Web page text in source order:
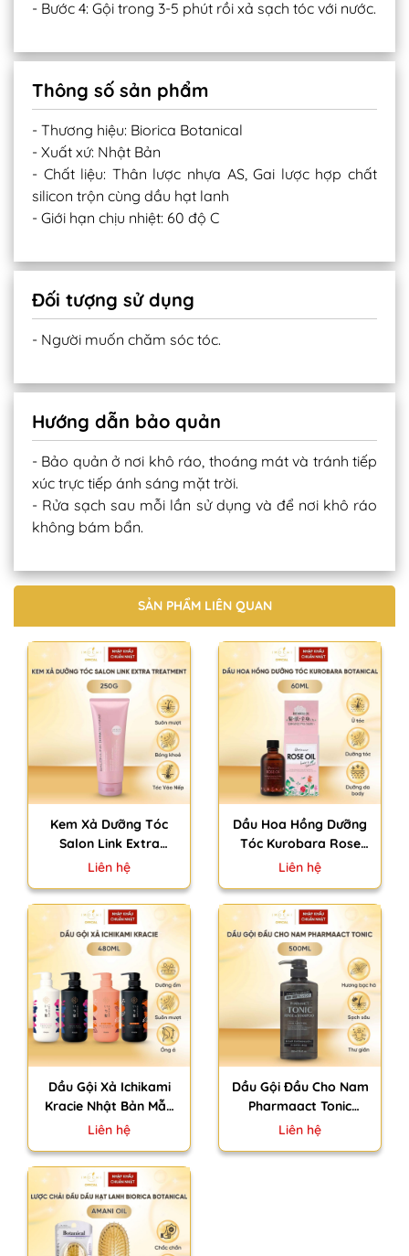
- Bước 4: Gội trong 3-5 phút rồi xả sạch tóc với nước.
Thông số sản phẩm
- Thương hiệu: Biorica Botanical
- Xuất xứ: Nhật Bản
- Chất liệu: Thân lược nhựa AS, Gai lược hợp chất
silicon trộn cùng dầu hạt lanh
- Giới hạn chịu nhiệt: 60 độ C
Đối tượng sử dụng
- Người muốn chăm sóc tóc.
Hướng dẫn bảo quản
- Bảo quản ở nơi khô ráo, thoáng mát và tránh tiếp
xúc trực tiếp ánh sáng mặt trời.
- Rửa sạch sau mỗi lần sử dụng và để nơi khô ráo
không bám bẩn.
SẢN PHẨM LIÊN QUAN
Kem Xả Dưỡng Tóc
Salon Link Extra
Treatment Nhật Bản
Chắc Khoẻ Tại Nhà
250g
Liên hệ
Dầu Hoa Hồng Dưỡng
Tóc Kurobara Rose
Oil Botanical Nhật Bản
Móng Tay 60ml
Liên hệ
Dầu Gội Xả Ichikami
Kracie Nhật Bản Mẫu
Mới Dưỡng Ẩm Cho
480ml
Liên hệ
Dầu Gội Đầu Cho Nam
Pharmaact Tonic
Kumano Yushi Nhật
Liên hệ